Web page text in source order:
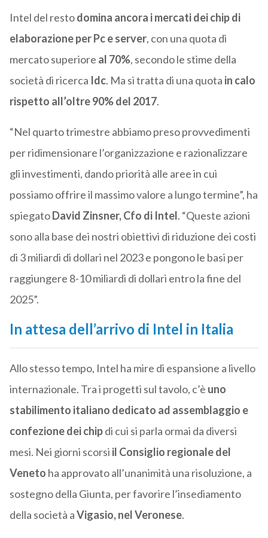
Intel del restodomina ancora i mercati dei chip di
elaborazione per Pc e server, con una quota di
mercato superiore al 70%, secondo le stime della
società di ricerca Idc. Ma si tratta di una quota in calo
rispetto all’oltre 90% del 2017.
“Nel quarto trimestre abbiamo preso provvedimenti
per ridimensionare l’organizzazione e razionalizzare
gli investimenti, dando priorità alle aree in cui
possiamo offrire il massimo valore a lungo termine”, ha
spiegatoDavid Zinsner, Cfo di Intel. “Queste azioni
sono alla base dei nostri obiettivi di riduzione dei costi
di 3 miliardi di dollari nel 2023 e pongono le basi per
raggiungere 8-10 miliardi di dollari entro la fine del
2025”.
In attesa dell’arrivo di Intel in Italia
Allo stesso tempo, Intel ha mire di espansione a livello
internazionale. Tra i progetti sul tavolo, c’è uno
stabilimento italiano dedicato ad assemblaggio e
confezione dei chipdi cui si parla ormai da diversi
mesi. Nei giorni scorsi il Consiglio regionale del
Veneto ha approvato all’unanimità una risoluzione, a
sostegno della Giunta, per favorire l’insediamento
della società aVigasio, nel Veronese.